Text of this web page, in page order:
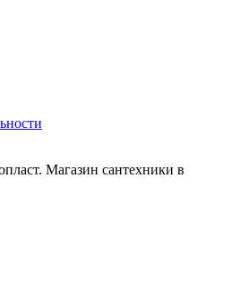
Магазин сантехники в